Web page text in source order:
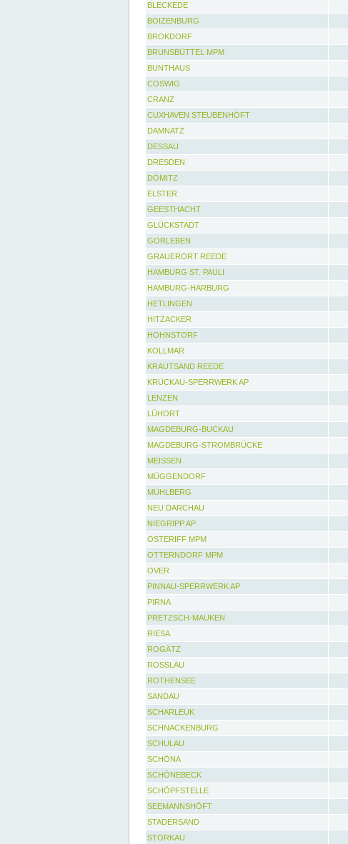
BLECKEDE
BOIZENBURG
BROKDORF
BRUNSBÜTTEL MPM
BUNTHAUS
COSWIG
CRANZ
CUXHAVEN STEUBENHÖFT
DAMNATZ
DESSAU
DRESDEN
DÖMITZ
ELSTER
GEESTHACHT
GLÜCKSTADT
GORLEBEN
GRAUERORT REEDE
HAMBURG ST. PAULI
HAMBURG-HARBURG
HETLINGEN
HITZACKER
HOHNSTORF
KOLLMAR
KRAUTSAND REEDE
KRÜCKAU-SPERRWERK AP
LENZEN
LÜHORT
MAGDEBURG-BUCKAU
MAGDEBURG-STROMBRÜCKE
MEISSEN
MÜGGENDORF
MÜHLBERG
NEU DARCHAU
NIEGRIPP AP
OSTERIFF MPM
OTTERNDORF MPM
OVER
PINNAU-SPERRWERK AP
PIRNA
PRETZSCH-MAUKEN
RIESA
ROGÄTZ
ROSSLAU
ROTHENSEE
SANDAU
SCHARLEUK
SCHNACKENBURG
SCHULAU
SCHÖNA
SCHÖNEBECK
SCHÖPFSTELLE
SEEMANNSHÖFT
STADERSAND
STORKAU